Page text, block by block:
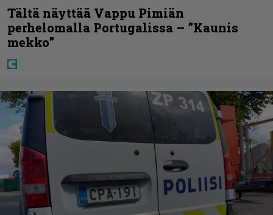
Tältä näyttää Vappu Pimiän
perhelomalla Portugalissa – ”Kaunis
mekko”